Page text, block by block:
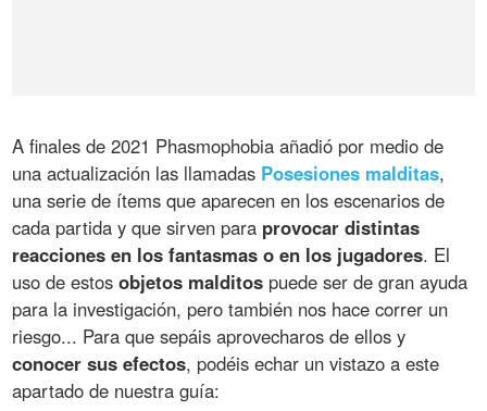
A finales de 2021 Phasmophobia añadió por medio de
una actualización las llamadas Posesiones malditas,
una serie de ítems que aparecen en los escenarios de
cada partida y que sirven para provocar distintas
reacciones en los fantasmas o en los jugadores. El
uso de estosobjetos malditos puede ser de gran ayuda
para la investigación, pero también nos hace correr un
riesgo... Para que sepáis aprovecharos de ellos y
conocer sus efectos, podéis echar un vistazo a este
apartado de nuestra guía: